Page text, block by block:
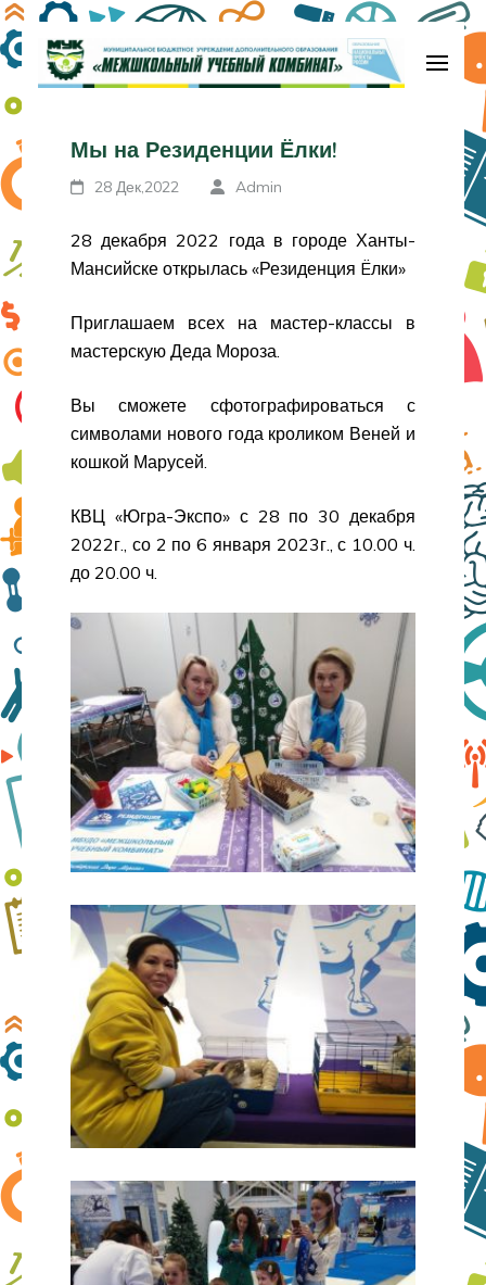
Перейти
к
содержимому
Enter)комбинат»
Мы на Резиденции Ёлки!
28 Дек,2022 Admin
28 декабря 2022 года в городе Ханты-
Мансийске открылась «Резиденция Ëлки»
Приглашаем всех на мастер-классы в
мастерскую Деда Мороза.
Вы сможете сфотографироваться с
символами нового года кроликом Веней и
кошкой Марусей.
КВЦ «Югра-Экспо» с 28 по 30 декабря
2022г., со 2 по 6 января 2023г., с 10.00 ч.
до 20.00 ч.